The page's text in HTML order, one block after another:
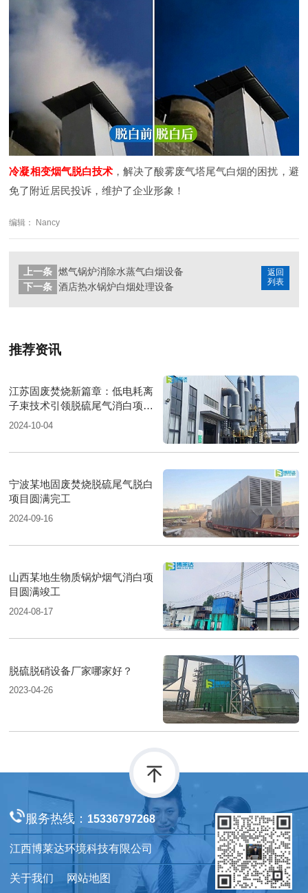
冷凝相变烟气脱白技术，解决了酸雾废气塔尾气白烟的困扰，避
免了附近居民投诉，维护了企业形象！
编辑： Nancy
返回
列表
上一条 燃气锅炉消除水蒸气白烟设备
下一条 酒店热水锅炉白烟处理设备
推荐资讯
江苏固废焚烧新篇章：低电耗离
子束技术引领脱硫尾气消白项目
圆满落成
2024-10-04
宁波某地固废焚烧脱硫尾气脱白
项目圆满完工
2024-09-16
山西某地生物质锅炉烟气消白项
目圆满竣工
2024-08-17
脱硫脱硝设备厂家哪家好？
2023-04-26
服务热线： 15336797268
江西博莱达环境科技有限公司
关于我们 网站地图